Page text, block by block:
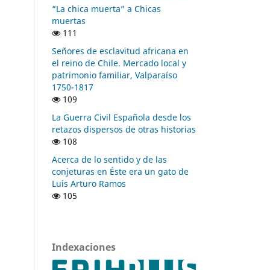
“La chica muerta” a Chicas
muertas
111
Señores de esclavitud africana en
el reino de Chile. Mercado local y
patrimonio familiar, Valparaíso
1750-1817
109
La Guerra Civil Española desde los
retazos dispersos de otras historias
108
Acerca de lo sentido y de las
conjeturas en Éste era un gato de
Luis Arturo Ramos
105
Indexaciones